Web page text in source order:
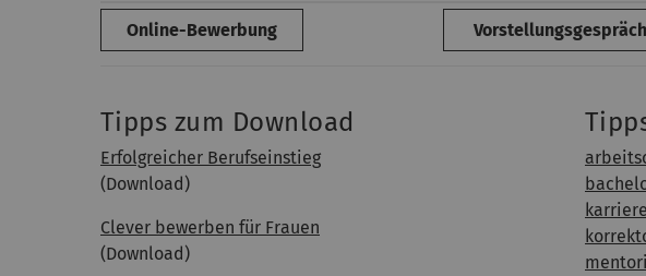
Online-Bewerbung Vorstellungsgespräch
Tipps zum Download
Erfolgreicher Berufseinstieg
(Download)
Clever bewerben für Frauen
(Download)